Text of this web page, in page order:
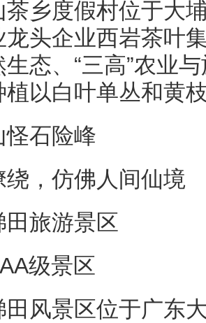
茶乡度假村位于大
龙头企业西岩茶叶
态、“三高”农业
植以白叶单丛和黄
怪石险峰
绕，仿佛人间仙境
田旅游景区
级景区
田风景区位于广东